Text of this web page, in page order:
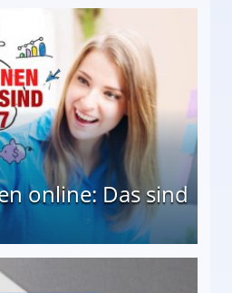
online: Das sind